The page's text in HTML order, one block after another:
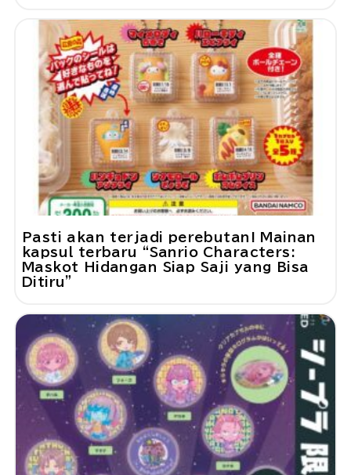
Pasti akan terjadi perebutan! Mainan
kapsul terbaru “Sanrio Characters:
Maskot Hidangan Siap Saji yang Bisa
Ditiru”